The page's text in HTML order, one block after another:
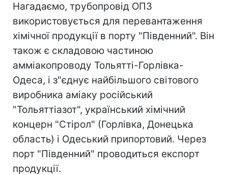
Нагадаємо, трубопровід ОПЗ
використовується для перевантаження
хімічної продукції в порту "Південний". Він
також є складовою частиною
амміакопроводу Тольятті-Горлівка-
Одеса, і з"єднує найбільшого світового
виробника аміаку російський
"Тольяттіазот", український хімічний
концерн "Стірол" (Горлівка, Донецька
область) і Одеський припортовий. Через
порт "Південний" проводиться експорт
продукції.